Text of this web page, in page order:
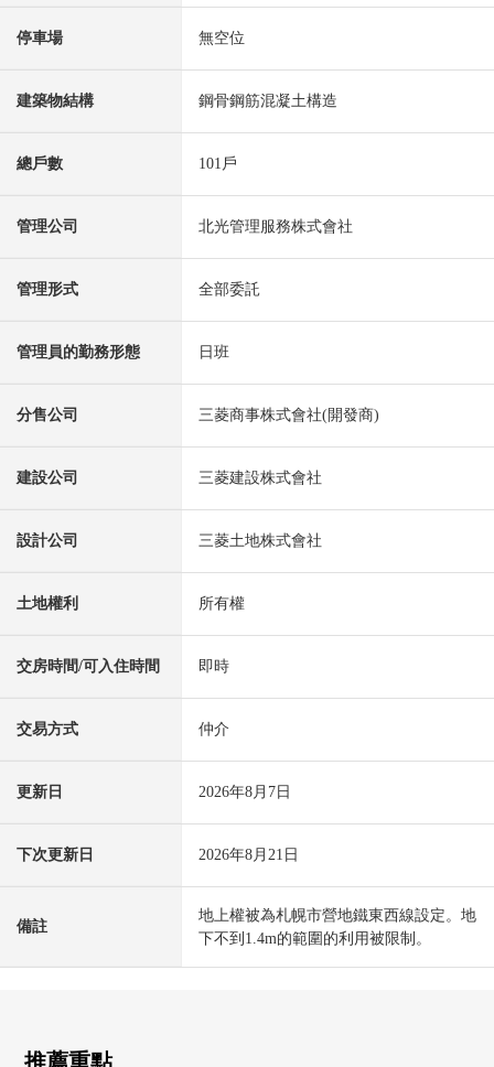
停車場 無空位
建築物結構 鋼骨鋼筋混凝土構造
總戶數 101戶
管理公司 北光管理服務株式會社
管理形式 全部委託
管理員的勤務形態 日班
分售公司 三菱商事株式會社(開發商)
建設公司 三菱建設株式會社
設計公司 三菱土地株式會社
土地權利 所有權
交房時間/可入住時間 即時
交易方式 仲介
更新日 2026年8月7日
下次更新日 2026年8月21日
備註
地上權被為札幌市營地鐵東西線設定。地
下不到1.4m的範圍的利用被限制。
推薦重點